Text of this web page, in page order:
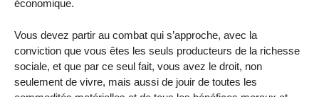
économique.
Vous devez partir au combat qui s’approche, avec la
conviction que vous êtes les seuls producteurs de la richesse
sociale, et que par ce seul fait, vous avez le droit, non
seulement de vivre, mais aussi de jouir de toutes les